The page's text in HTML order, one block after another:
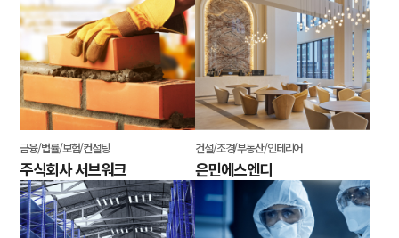
금융/법률/보험/컨설팅
주식회사 서브워크
건설/조경/부동산/인테리어
은민에스엔디